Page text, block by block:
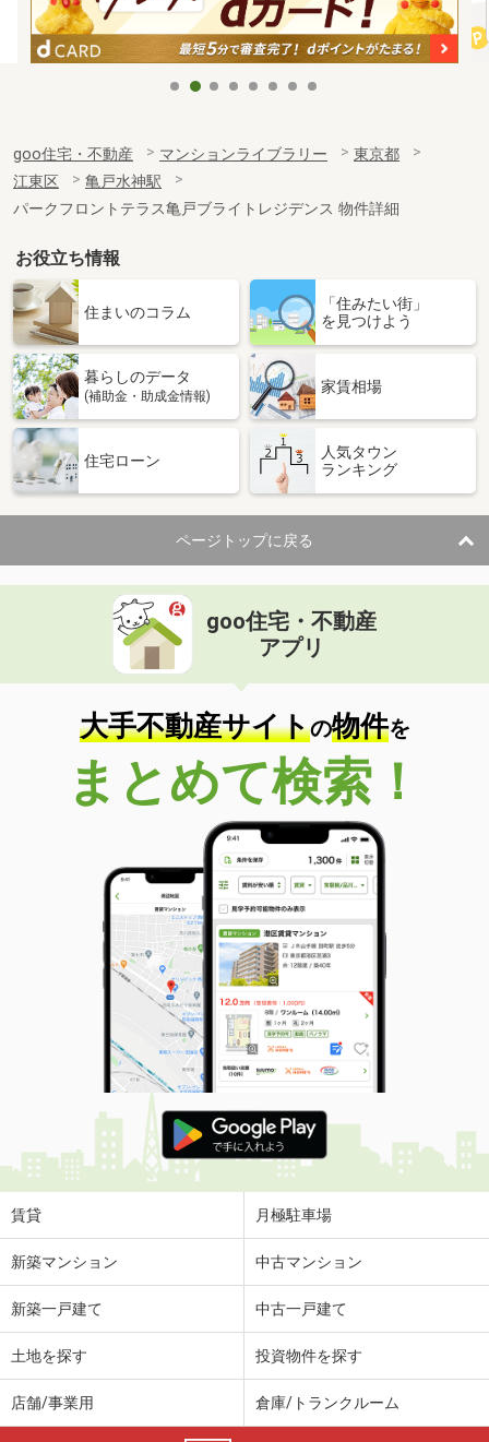
goo住宅・不動産 マンションライブラリー
東京都
江東区
亀戸水神駅
パークフロントテラス亀戸ブライトレジデンス 物件詳細
お役立ち情報
住まいのコラム
「住みたい街」
を見つけよう
暮らしのデータ
(補助金・助成金情報)
家賃相場
住宅ローン
人気タウン
ランキング
ページトップに戻る
goo住宅・不動産
アプリ
大手不動産サイトの物件を
まとめて検索！
賃貸 月極駐車場
新築マンション 中古マンション
新築一戸建て 中古一戸建て
土地を探す 投資物件を探す
店舗/事業用 倉庫/トランクルーム